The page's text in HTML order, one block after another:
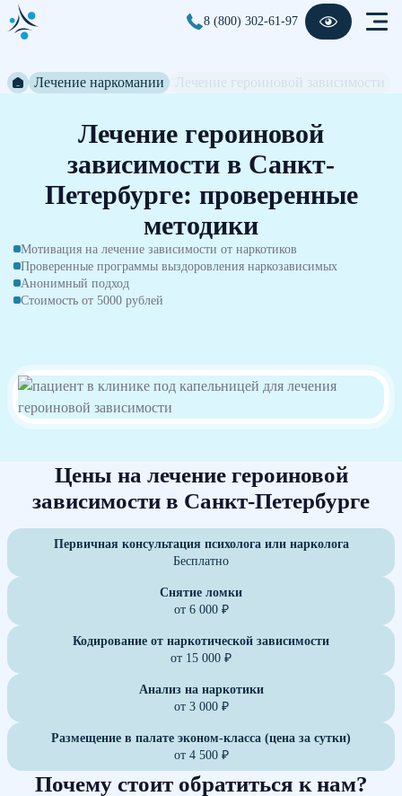
8 (800) 302-61-97
Лечение наркомании
Лечение героиновой
зависимости в Санкт-
Петербурге: проверенные
методики
Мотивация на лечение зависимости от наркотиков
Проверенные программы выздоровления наркозависимых
Анонимный подход
Стоимость от 5000 рублей
Цены на лечение героиновой
зависимости в Санкт-Петербурге
Первичная консультация психолога или нарколога
Бесплатно
Снятие ломки
от 6 000 ₽
Кодирование от наркотической зависимости
от 15 000 ₽
Анализ на наркотики
от 3 000 ₽
Размещение в палате эконом-класса (цена за сутки)
от 4 500 ₽
Почему стоит обратиться к нам?